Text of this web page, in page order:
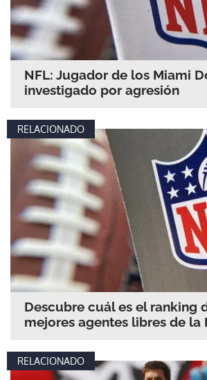
NFL: Jugador de los Miami
investigado por agresión
RELACIONADO
Descubre cuál es el ranking
mejores agentes libres de la
RELACIONADO